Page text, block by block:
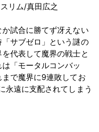
リム/真田広之
試合に勝てず冴えない
サブゼロ」という謎の
代表して魔界の戦士と
「モータルコンバッ
で魔界に9連敗してお
永遠に支配されてしまう